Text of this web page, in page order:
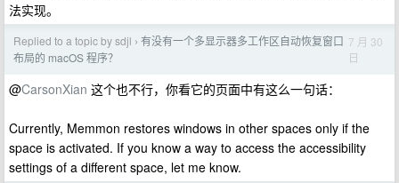
法实现。
Replied to a topic by sdjl › 有没有一个多显示器多工作区自动恢复窗口
布局的 macOS 程序？
7 月 30
日
@CarsonXian 这个也不行，你看它的页面中有这么一句话：
Currently, Memmon restores windows in other spaces only if the
space is activated. If you know a way to access the accessibility
settings of a different space, let me know.